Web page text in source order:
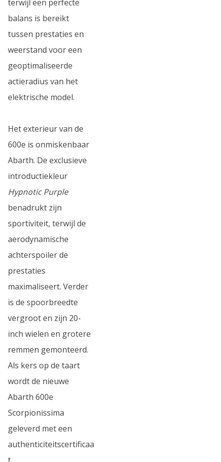
terwijl een perfecte
balans is bereikt
tussen prestaties en
weerstand voor een
geoptimaliseerde
actieradius van het
elektrische model.
Het exterieur van de
600e is onmiskenbaar
Abarth. De exclusieve
introductiekleur
Hypnotic Purple
benadrukt zijn
sportiviteit, terwijl de
aerodynamische
achterspoiler de
prestaties
maximaliseert. Verder
is de spoorbreedte
vergroot en zijn 20-
inch wielen en grotere
remmen gemonteerd.
Als kers op de taart
wordt de nieuwe
Abarth 600e
Scorpionissima
geleverd met een
authenticiteitscertificaa
t.